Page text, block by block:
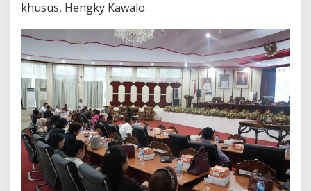
khusus, Hengky Kawalo.